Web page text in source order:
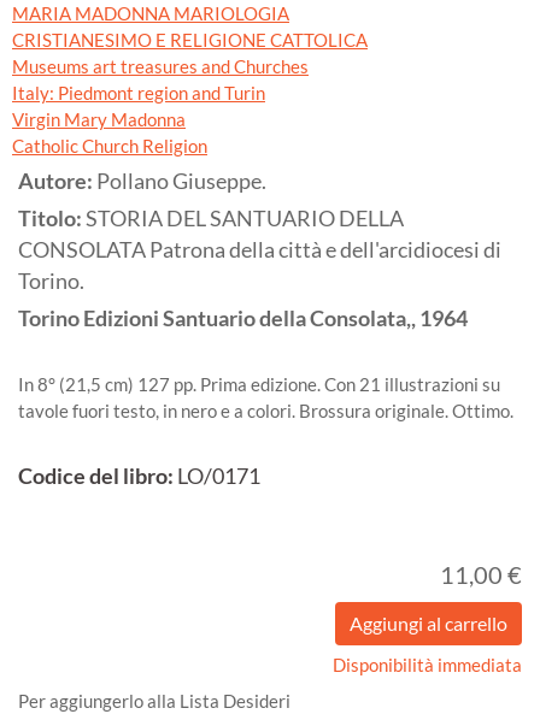
MARIA MADONNA MARIOLOGIA
CRISTIANESIMO E RELIGIONE CATTOLICA
Museums art treasures and Churches
Italy: Piedmont region and Turin
Virgin Mary Madonna
Catholic Church Religion
Autore: Pollano Giuseppe.
Titolo:STORIA DEL SANTUARIO DELLA
CONSOLATA Patrona della città e dell'arcidiocesi di
Torino.
TorinoEdizioni Santuario della Consolata,,1964
In 8° (21,5 cm) 127 pp. Prima edizione. Con 21 illustrazioni su
tavole fuori testo, in nero e a colori. Brossura originale. Ottimo.
Codice del libro: LO/0171
11,00 €
Disponibilità immediata
Per aggiungerlo alla Lista Desideri